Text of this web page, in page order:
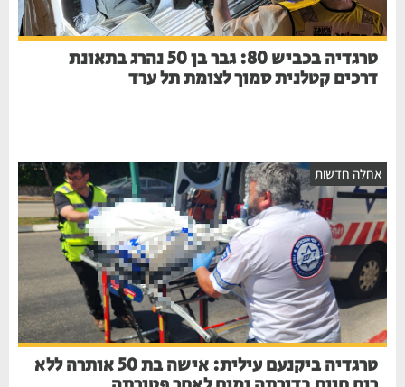
טרגדיה בכביש 80: גבר בן 50 נהרג בתאונת
דרכים קטלנית סמוך לצומת תל ערד
אחלה חדשות
טרגדיה ביקנעם עילית: אישה בת 50 אותרה ללא